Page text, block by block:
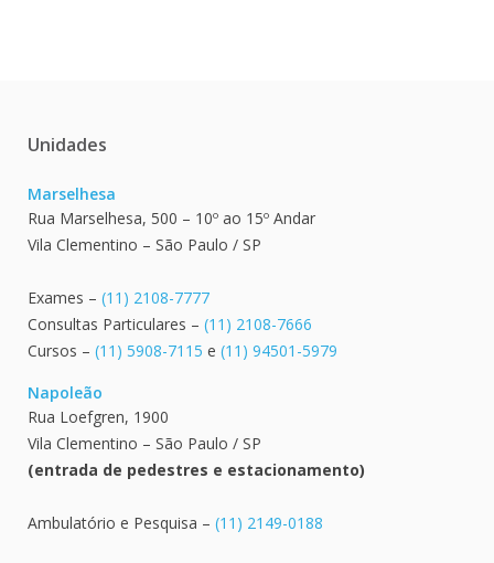
Unidades
Marselhesa
Rua Marselhesa, 500 – 10º ao 15º Andar
Vila Clementino – São Paulo / SP
Exames – (11) 2108-7777
Consultas Particulares – (11) 2108-7666
Cursos – (11) 5908-7115 e (11) 94501-5979
Napoleão
Rua Loefgren, 1900
Vila Clementino – São Paulo / SP
(entrada de pedestres e estacionamento)
Ambulatório e Pesquisa – (11) 2149-0188